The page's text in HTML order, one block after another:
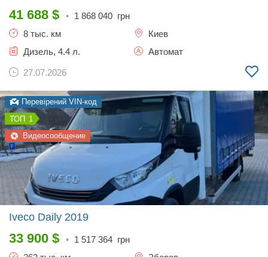
41 688 $ • 1 868 040 грн
8 тыс. км
Киев
Дизель, 4.4 л.
Автомат
27.07.2026
Перевірений VIN-код
1
Видеосообщение
Iveco Daily 2019
33 900 $ • 1 517 364 грн